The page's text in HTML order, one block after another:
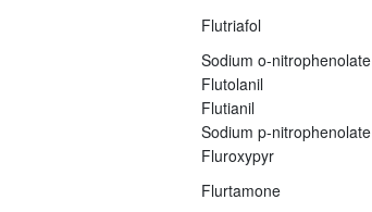
Flutriafol
Sodium o-nitrophenolate
Flutolanil
Flutianil
Sodium p-nitrophenolate
Fluroxypyr
Flurtamone